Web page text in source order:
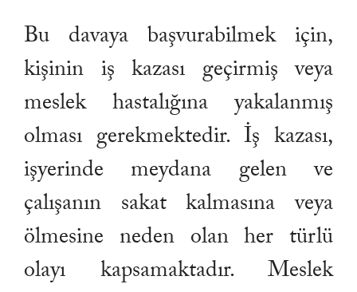
Bu davaya başvurabilmek için,
kişinin iş kazası geçirmiş veya
meslek hastalığına yakalanmış
olması gerekmektedir. İş kazası,
işyerinde meydana gelen ve
çalışanın sakat kalmasına veya
ölmesine neden olan her türlü
olayı kapsamaktadır. Meslek